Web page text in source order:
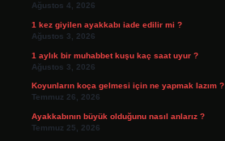
Ağustos 4, 2026
1 kez giyilen ayakkabı iade edilir mi ?
Ağustos 3, 2026
1 aylık bir muhabbet kuşu kaç saat uyur ?
Ağustos 3, 2026
Koyunların koça gelmesi için ne yapmak lazım ?
Temmuz 26, 2026
Ayakkabının büyük olduğunu nasıl anlarız ?
Temmuz 25, 2026